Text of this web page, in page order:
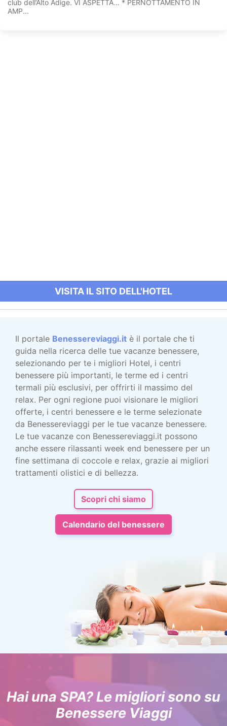
club dell’Alto Adige. VI ASPETTA… * PERNOTTAMENTO IN
AMP...
VISITA IL SITO DELL'HOTEL
Il portale Benessereviaggi.it è il portale che ti
guida nella ricerca delle tue vacanze benessere,
selezionando per te i migliori Hotel, i centri
benessere più importanti, le terme ed i centri
termali più esclusivi, per offrirti il massimo del
relax. Per ogni regione puoi visionare le migliori
offerte, i centri benessere e le terme selezionate
da Benessereviaggi per le tue vacanze benessere.
Le tue vacanze con Benessereviaggi.it possono
anche essere rilassanti week end benessere per un
fine settimana di coccole e relax, grazie ai migliori
trattamenti olistici e di bellezza.
Scopri chi siamo
Calendario del benessere
Hai una SPA? Le migliori sono su
Benessere Viaggi